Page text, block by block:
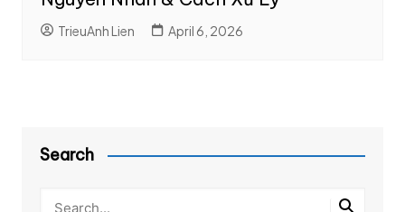
TrieuAnh Lien April 6, 2026
Search